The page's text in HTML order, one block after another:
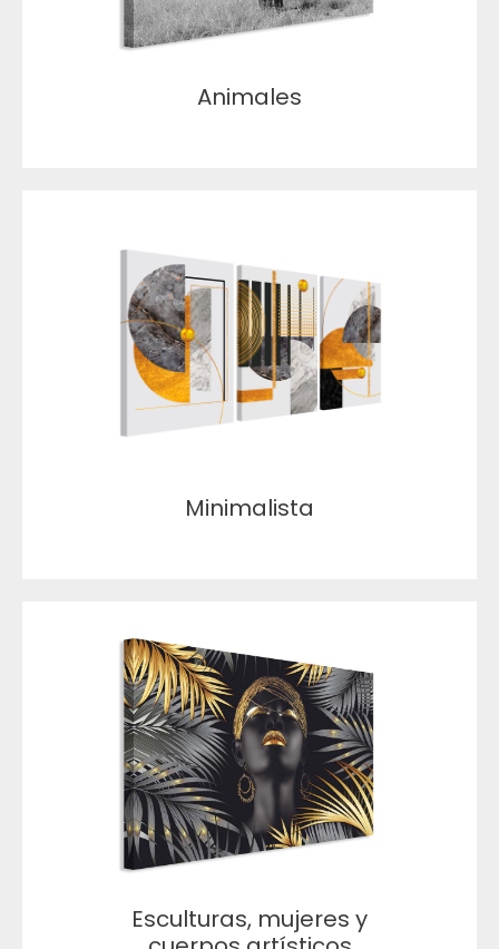
Animales
Minimalista
Esculturas, mujeres y